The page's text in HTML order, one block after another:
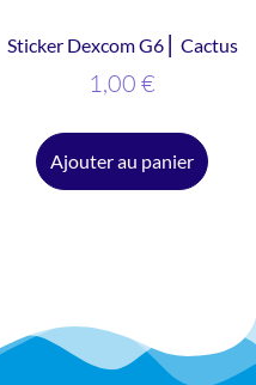
Sticker Dexcom G6 ⎜ Cactus
1,00 €
Ajouter au panier